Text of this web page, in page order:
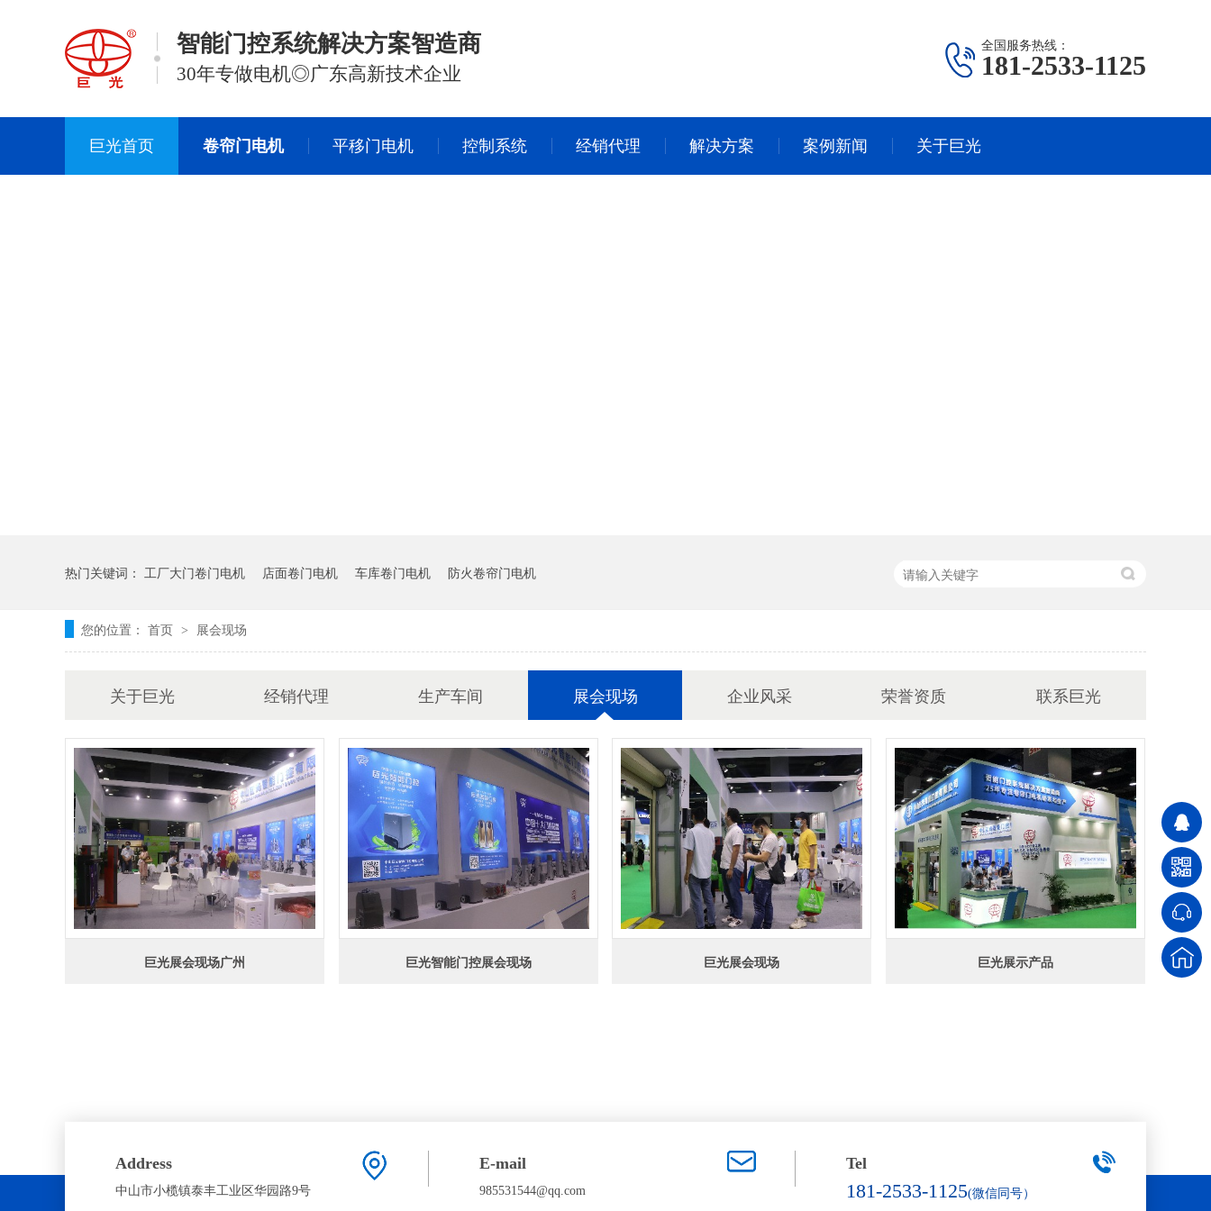
智能门控系统解决方案智造商
30年专做电机◎广东高新技术企业
全国服务热线：
181-2533-1125
巨光首页 卷帘门电机 平移门电机 控制系统 经销代理 解决方案 案例新闻 关于巨光
热门关键词： 工厂大门卷门电机 店面卷门电机 车库卷门电机 防火卷帘门电机
您的位置： 首页 > 展会现场
关于巨光 经销代理 生产车间 展会现场 企业风采 荣誉资质 联系巨光
巨光展会现场广州 巨光智能门控展会现场 巨光展会现场 巨光展示产品
Address
中山市小榄镇泰丰工业区华园路9号
E-mail
985531544@qq.com
Tel
181-2533-1125(微信同号）